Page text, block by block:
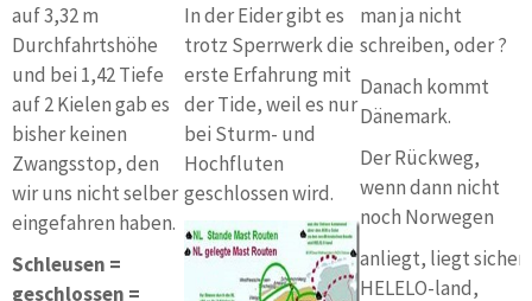
auf 3,32 m
Durchfahrtshöhe
und bei 1,42 Tiefe
auf 2 Kielen gab es
bisher keinen
Zwangsstop, den
wir uns nicht selber
eingefahren haben.
Schleusen =
geschlossen =
In der Eider gibt es
trotz Sperrwerk die
erste Erfahrung mit
der Tide, weil es nur
bei Sturm- und
Hochfluten
geschlossen wird.
man ja nicht
schreiben, oder ?
Danach kommt
Dänemark.
Der Rückweg,
wenn dann nicht
noch Norwegen
anliegt, liegt sicher
HELELO-land,